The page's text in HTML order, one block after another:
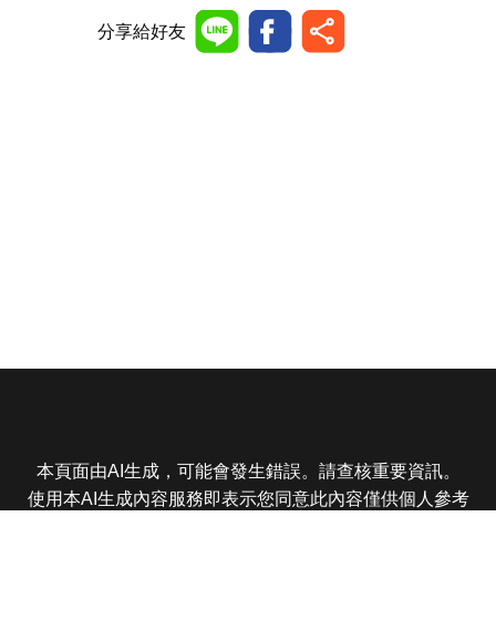
分享給好友
本頁面由AI生成，可能會發生錯誤。請查核重要資訊。
使用本AI生成內容服務即表示您同意此內容僅供個人參考